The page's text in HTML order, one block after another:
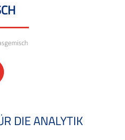
DIE ANALYTIK